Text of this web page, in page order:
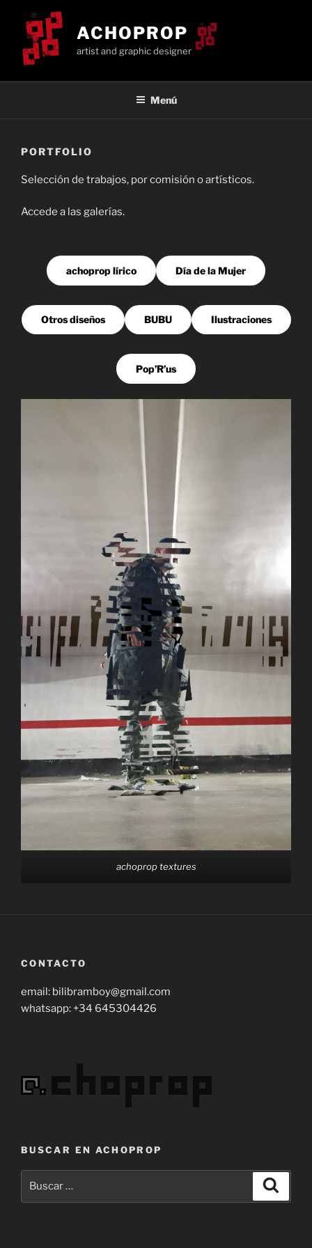
contenido
ACHOPROP
artist and graphic designer
Menú
PORTFOLIO
Selección de trabajos, por comisión o artísticos.
Accede a las galerías.
achoprop lírico Día de la Mujer
Otros diseños BUBU Ilustraciones
Pop’R’us
achoprop textures
CONTACTO
email: bilibramboy@gmail.com
whatsapp: +34 645304426
BUSCAR EN ACHOPROP